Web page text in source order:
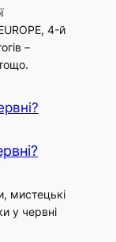
4-й
–
мистецькі
у червні